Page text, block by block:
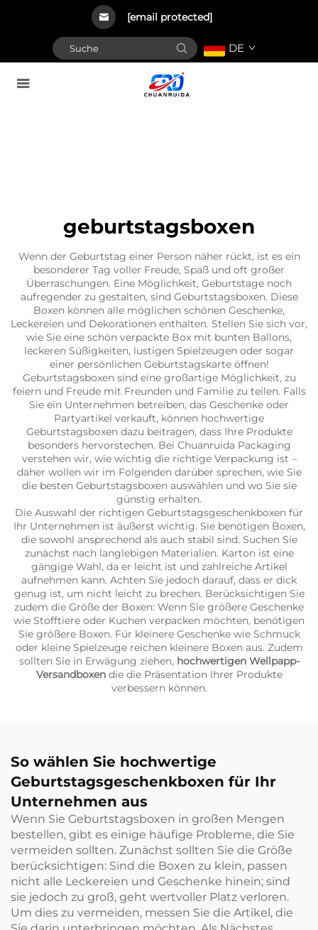
[email protected]
DE
geburtstagsboxen
Wenn der Geburtstag einer Person näher rückt, ist es ein
besonderer Tag voller Freude, Spaß und oft großer
Überraschungen. Eine Möglichkeit, Geburtstage noch
aufregender zu gestalten, sind Geburtstagsboxen. Diese
Boxen können alle möglichen schönen Geschenke,
Leckereien und Dekorationen enthalten. Stellen Sie sich vor,
wie Sie eine schön verpackte Box mit bunten Ballons,
leckeren Süßigkeiten, lustigen Spielzeugen oder sogar
einer persönlichen Geburtstagskarte öffnen!
Geburtstagsboxen sind eine großartige Möglichkeit, zu
feiern und Freude mit Freunden und Familie zu teilen. Falls
Sie ein Unternehmen betreiben, das Geschenke oder
Partyartikel verkauft, können hochwertige
Geburtstagsboxen dazu beitragen, dass Ihre Produkte
besonders hervorstechen. Bei Chuanruida Packaging
verstehen wir, wie wichtig die richtige Verpackung ist –
daher wollen wir im Folgenden darüber sprechen, wie Sie
die besten Geburtstagsboxen auswählen und wo Sie sie
günstig erhalten.
Die Auswahl der richtigen Geburtstagsgeschenkboxen für
Ihr Unternehmen ist äußerst wichtig. Sie benötigen Boxen,
die sowohl ansprechend als auch stabil sind. Suchen Sie
zunächst nach langlebigen Materialien. Karton ist eine
gängige Wahl, da er leicht ist und zahlreiche Artikel
aufnehmen kann. Achten Sie jedoch darauf, dass er dick
genug ist, um nicht leicht zu brechen. Berücksichtigen Sie
zudem die Größe der Boxen: Wenn Sie größere Geschenke
wie Stofftiere oder Kuchen verpacken möchten, benötigen
Sie größere Boxen. Für kleinere Geschenke wie Schmuck
oder kleine Spielzeuge reichen kleinere Boxen aus. Zudem
sollten Sie in Erwägung ziehen, hochwertigen Wellpapp-
Versandboxen die die Präsentation Ihrer Produkte
verbessern können.
So wählen Sie hochwertige
Geburtstagsgeschenkboxen für Ihr
Unternehmen aus
Wenn Sie Geburtstagsboxen in großen Mengen
bestellen, gibt es einige häufige Probleme, die Sie
vermeiden sollten. Zunächst sollten Sie die Größe
berücksichtigen: Sind die Boxen zu klein, passen
nicht alle Leckereien und Geschenke hinein; sind
sie jedoch zu groß, geht wertvoller Platz verloren.
Um dies zu vermeiden, messen Sie die Artikel, die